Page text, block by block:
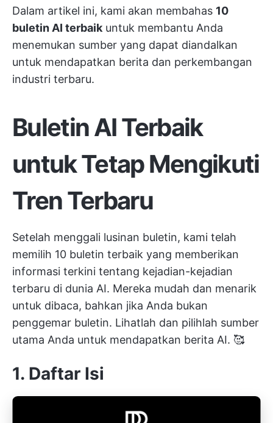
Dalam artikel ini, kami akan membahas 10
buletin AI terbaik untuk membantu Anda
menemukan sumber yang dapat diandalkan
untuk mendapatkan berita dan perkembangan
industri terbaru.
Buletin AI Terbaik
untuk Tetap Mengikuti
Tren Terbaru
Setelah menggali lusinan buletin, kami telah
memilih 10 buletin terbaik yang memberikan
informasi terkini tentang kejadian-kejadian
terbaru di dunia AI. Mereka mudah dan menarik
untuk dibaca, bahkan jika Anda bukan
penggemar buletin. Lihatlah dan pilihlah sumber
utama Anda untuk mendapatkan berita AI. 🥰
1. Daftar Isi